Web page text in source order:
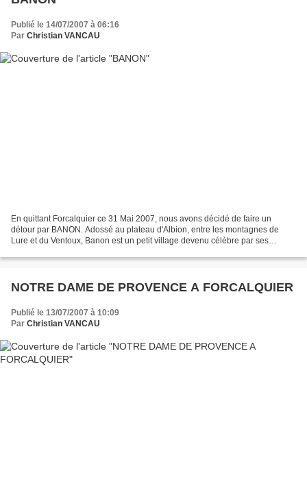
Publié le 14/07/2007 à 06:16
Par Christian VANCAU
En quittant Forcalquier ce 31 Mai 2007, nous avons décidé de faire un
détour par BANON. Adossé au plateau d'Albion, entre les montagnes de
Lure et du Ventoux, Banon est un petit village devenu célèbre par ses
NOTRE DAME DE PROVENCE A FORCALQUIER
Publié le 13/07/2007 à 10:09
Par Christian VANCAU